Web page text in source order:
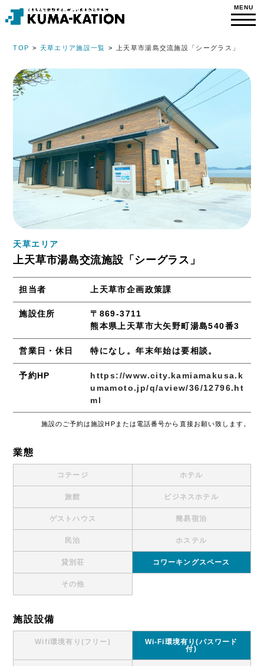
TOP 天草エリア施設一覧 上天草市湯島交流施設「シーグラス」
天草エリア
上天草市湯島交流施設「シーグラス」
担当者 上天草市企画政策課
施設住所
〒869-3711
熊本県上天草市大矢野町湯島540番3
営業日・休日 特になし。年末年始は要相談。
予約HP
https://www.city.kamiamakusa.k
umamoto.jp/q/aview/36/12796.ht
ml
施設のご予約は施設HPまたは電話番号から直接お願い致します。
業態
コテージ ホテル
旅館 ビジネスホテル
ゲストハウス 簡易宿泊
民泊 ホステル
貸別荘 コワーキングスペース
その他
施設設備
Wifi環境有り(フリー)
Wi-Fi環境有り(パスワード
付)